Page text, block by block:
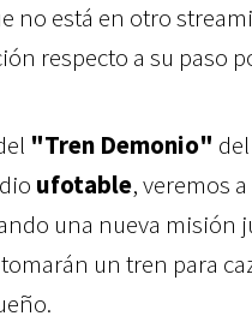
no está en otro
respecto a su paso
"Tren Demonio"
ufotable, veremos
una nueva misión
un tren para